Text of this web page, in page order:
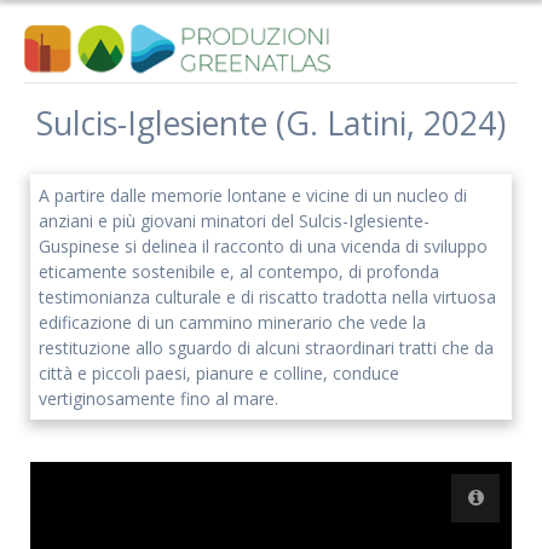
Iscriviti alla nostra newsletter
Rimani aggiornato sulle nostre iniziative e l'andamento del
nostro progetto di ricerca.
Salta
al
contenuto
Sulcis-Iglesiente (G. Latini, 2024)
A partire dalle memorie lontane e vicine di un nucleo di
anziani e più giovani minatori del Sulcis-Iglesiente-
Guspinese si delinea il racconto di una vicenda di sviluppo
eticamente sostenibile e, al contempo, di profonda
testimonianza culturale e di riscatto tradotta nella virtuosa
edificazione di un cammino minerario che vede la
restituzione allo sguardo di alcuni straordinari tratti che da
città e piccoli paesi, pianure e colline, conduce
vertiginosamente fino al mare.